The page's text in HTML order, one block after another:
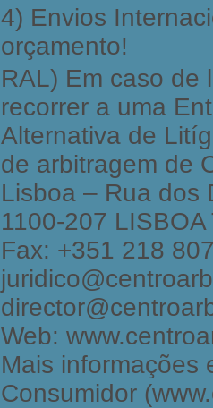
4) Envios
orçamento!
RAL) Em caso de
recorrer a uma
Alternativa de
de arbitragem de
Lisboa – Rua dos
1100-207
Fax: +351 218
Web:
Mais informações
Consumidor